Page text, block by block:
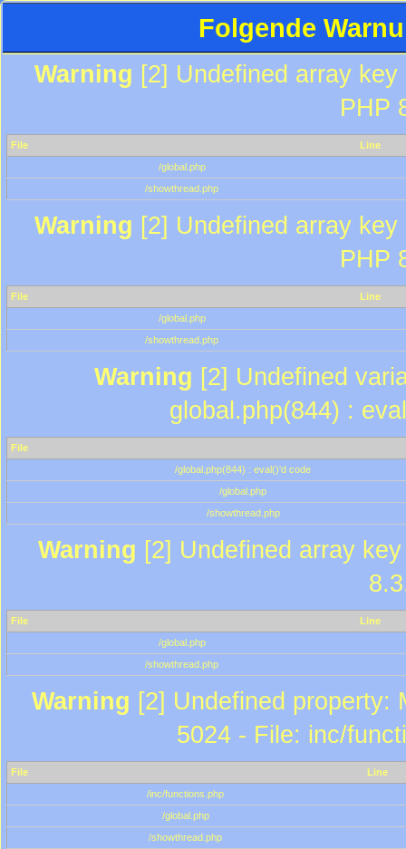
Folgende
Warning [2] Undefined array
PHP
File
Line
/global.php
/showthread.php
Warning [2] Undefined array
PHP
File
Line
/global.php
/showthread.php
Warning [2] Undefined
global.php(844) :
File
/global.php(844) : eval()'d code
/global.php
/showthread.php
Warning [2] Undefined array
File
Line
/global.php
/showthread.php
Warning [2] Undefined property:
5024 - File: inc/
File
Line
/inc/functions.php
/global.php
/showthread.php